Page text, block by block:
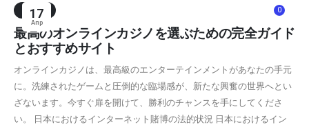
17
Апр
0
NEWS
最高のオンラインカジノを選ぶための完全ガイド
とおすすめサイト
オンラインカジノは、最高級のエンターテインメントがあなたの手元
に。洗練されたゲームと圧倒的な臨場感が、新たな興奮の世界へとい
ざないます。今すぐ扉を開けて、勝利のチャンスを手にしてくださ
い。 日本におけるインターネット賭博の法的状況 日本におけるイン